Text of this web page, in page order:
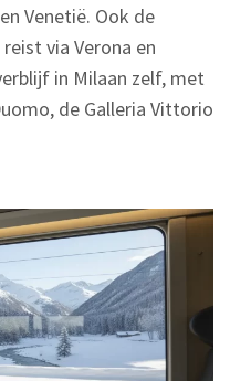
Venetië. Ook de
via Verona en
in Milaan zelf, met
de Galleria Vittorio